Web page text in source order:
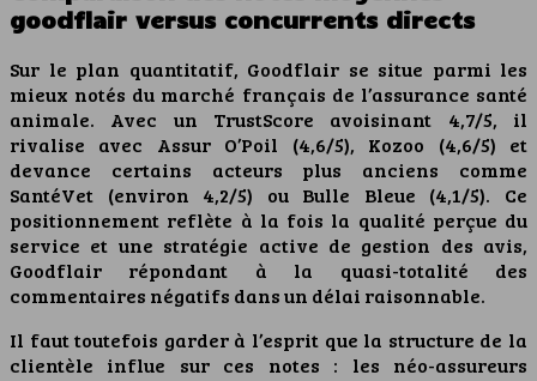
goodflair versus concurrents directs
Sur le plan quantitatif, Goodflair se situe parmi les
mieux notés du marché français de l’assurance santé
animale. Avec un TrustScore avoisinant 4,7/5, il
rivalise avec Assur O’Poil (4,6/5), Kozoo (4,6/5) et
devance certains acteurs plus anciens comme
SantéVet (environ 4,2/5) ou Bulle Bleue (4,1/5). Ce
positionnement reflète à la fois la qualité perçue du
service et une stratégie active de gestion des avis,
Goodflair répondant à la quasi-totalité des
commentaires négatifs dans un délai raisonnable.
Il faut toutefois garder à l’esprit que la structure de la
clientèle influe sur ces notes : les néo-assureurs